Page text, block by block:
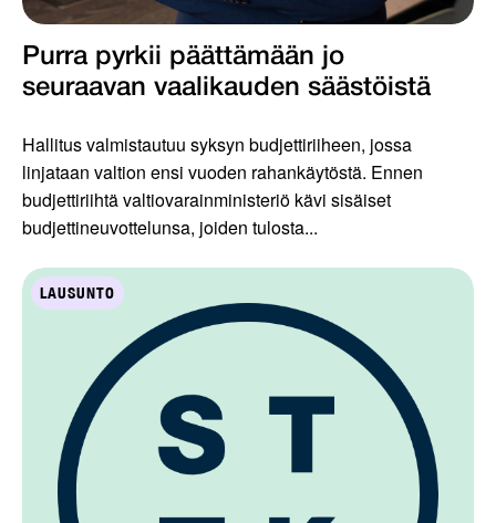
Purra pyrkii päättämään jo
seuraavan vaalikauden säästöistä
Hallitus valmistautuu syksyn budjettiriiheen, jossa
linjataan valtion ensi vuoden rahankäytöstä. Ennen
budjettiriihtä valtiovarainministeriö kävi sisäiset
budjettineuvottelunsa, joiden tulosta...
LAUSUNTO